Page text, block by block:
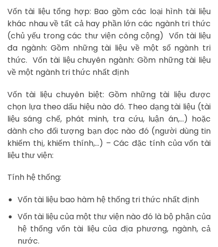
Vốn tài liệu tổng hợp: Bao gồm các loại hình tài liệu
khác nhau về tất cả hay phần lớn các ngành tri thức
(chủ yếu trong các thư viện công cộng) Vốn tài liệu
đa ngành: Gồm những tài liệu về một số ngành tri
thức. Vốn tài liệu chuyên ngành: Gồm những tài liệu
về một ngành tri thức nhất định
Vốn tài liệu chuyên biệt: Gồm những tài liệu được
chọn lựa theo dấu hiệu nào đó. Theo dạng tài liệu (tài
liệu sáng chế, phát minh, tra cứu, luận án,…) hoặc
dành cho đối tượng bạn đọc nào đó (người dùng tin
khiếm thị, khiếm thính,…) – Các đặc tính của vốn tài
liệu thư viện:
Tính hệ thống:
Vốn tài liệu bao hàm hệ thống tri thức nhất định
Vốn tài liệu của một thư viện nào đó là bộ phận của
hệ thống vốn tài liệu của địa phương, ngành, cả
nước.